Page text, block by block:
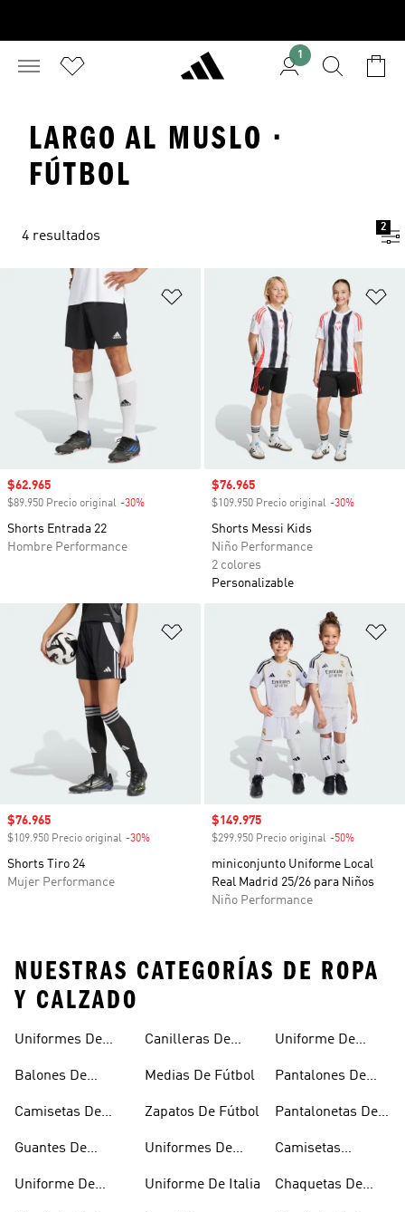
1
LARGO AL MUSLO ·
FÚTBOL
4 resultados
2
Añadir a la lista de deseos
Precio de venta
$62.965
$89.950 Precio original -30%
Shorts Entrada 22
Hombre Performance
Precio de venta
$76.965
$109.950 Precio original -30%
Shorts Messi Kids
Niño Performance
2 colores
Personalizable
Añadir a la lista de deseos
Precio de venta
$76.965
$109.950 Precio original -30%
Shorts Tiro 24
Mujer Performance
Precio de venta
$149.975
$299.950 Precio original -50%
miniconjunto Uniforme Local
Real Madrid 25/26 para Niños
Niño Performance
NUESTRAS CATEGORÍAS DE ROPA
Y CALZADO
Uniformes De
Balones De
Camisetas De
Guantes De
Uniforme De
Canilleras De
Medias De Fútbol
Zapatos De Fútbol
Uniformes De
Uniforme De Italia
Uniforme De
Pantalones De
Pantalonetas De
Camisetas
Chaquetas De